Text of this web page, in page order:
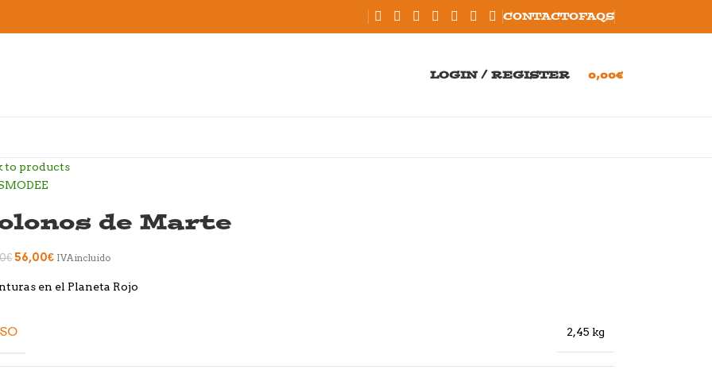
CONTACTOFAQS
LOGIN / REGISTER 0,00€
to products
de Marte
€ 56,00€ IVA incluido
en el Planeta Rojo
2,45 kg